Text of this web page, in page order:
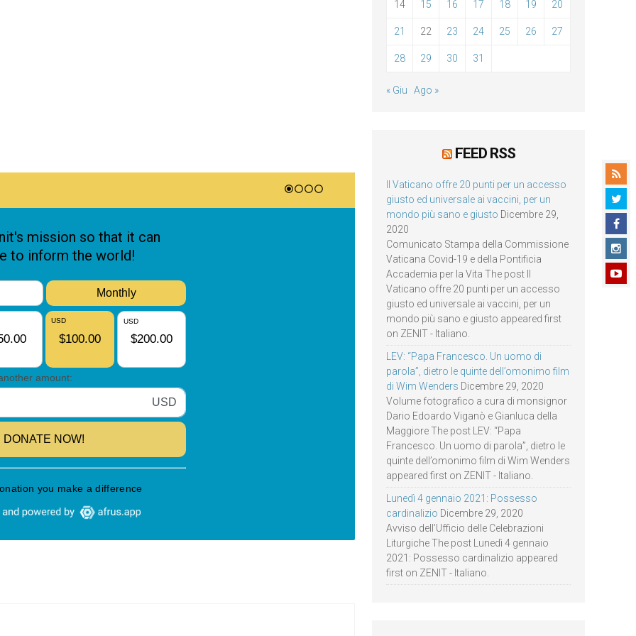
14 15 16 17 18 19 20
21 22 23 24 25 26 27
28 29 30 31
« Giu Ago »
FEED RSS
Il Vaticano offre 20 punti per un accesso
giusto ed universale ai vaccini, per un
mondo più sano e giusto Dicembre 29,
2020
Comunicato Stampa della Commissione
Vaticana Covid-19 e della Pontificia
Accademia per la Vita The post Il
Vaticano offre 20 punti per un accesso
giusto ed universale ai vaccini, per un
mondo più sano e giusto appeared first
on ZENIT - Italiano.
LEV: “Papa Francesco. Un uomo di
parola”, dietro le quinte dell’omonimo film
di Wim Wenders Dicembre 29, 2020
Volume fotografico a cura di monsignor
Dario Edoardo Viganò e Gianluca della
Maggiore The post LEV: “Papa
Francesco. Un uomo di parola”, dietro le
quinte dell’omonimo film di Wim Wenders
appeared first on ZENIT - Italiano.
Lunedì 4 gennaio 2021: Possesso
cardinalizio Dicembre 29, 2020
Avviso dell’Ufficio delle Celebrazioni
Liturgiche The post Lunedì 4 gennaio
2021: Possesso cardinalizio appeared
first on ZENIT - Italiano.